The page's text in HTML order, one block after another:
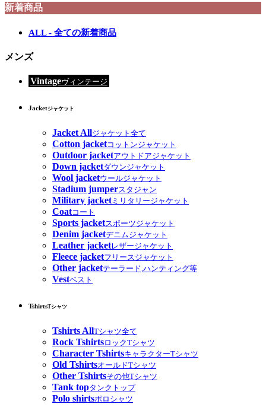
新着商品
ALL - 全ての新着商品
メンズ
Vintageヴィンテージ
Jacketジャケット
Jacket Allジャケット全て
Cotton jacketコットンジャケット
Outdoor jacketアウトドアジャケット
Down jacketダウンジャケット
Wool jacketウールジャケット
Stadium jumperスタジャン
Military jacketミリタリージャケット
Coatコート
Sports jacketスポーツジャケット
Denim jacketデニムジャケット
Leather jacketレザージャケット
Fleece jacketフリースジャケット
Other jacketテーラード,ハンティング等
Vestベスト
TshirtsTシャツ
Tshirts AllTシャツ全て
Rock TshirtsロックTシャツ
Character TshirtsキャラクターTシャツ
Old TshirtsオールドTシャツ
Other Tshirtsその他Tシャツ
Tank topタンクトップ
Polo shirtsポロシャツ